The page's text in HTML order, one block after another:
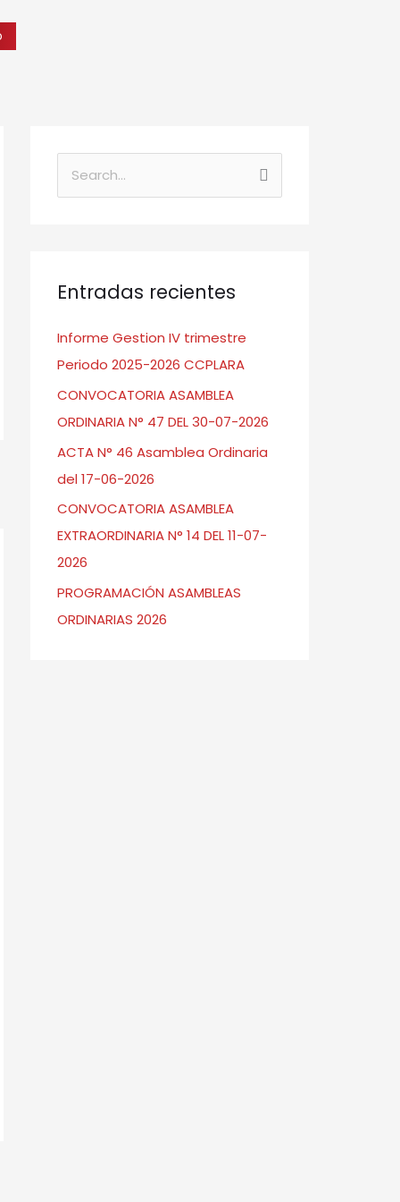
a
:
Entradas recientes
Informe Gestion IV trimestre
Periodo 2025-2026 CCPLARA
CONVOCATORIA ASAMBLEA
ORDINARIA N° 47 DEL 30-07-2026
ACTA N° 46 Asamblea Ordinaria
del 17-06-2026
CONVOCATORIA ASAMBLEA
EXTRAORDINARIA N° 14 DEL 11-07-
2026
PROGRAMACIÓN ASAMBLEAS
ORDINARIAS 2026